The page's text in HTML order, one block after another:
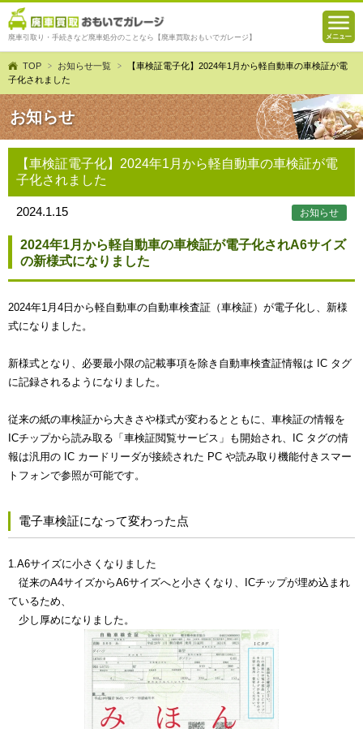
廃車引取り・手続きなど廃車処分のことなら【廃車買取おもいでガレージ】
TOP お知らせ一覧
【車検証電子化】2024年1月から軽自動車の車検証が電
子化されました
お知らせ
【車検証電子化】2024年1月から軽自動車の車検証が電
子化されました
お知らせ
2024.1.15
2024年1月から軽自動車の車検証が電子化されA6サイズ
の新様式になりました
2024年1月4日から軽自動車の自動車検査証（車検証）が電子化し、新様
式になりました。
新様式となり、必要最小限の記載事項を除き自動車検査証情報は IC タグ
に記録されるようになりました。
従来の紙の車検証から大きさや様式が変わるとともに、車検証の情報を
ICチップから読み取る「車検証閲覧サービス」も開始され、IC タグの情
報は汎用の IC カードリーダが接続された PC や読み取り機能付きスマー
トフォンで参照が可能です。
電子車検証になって変わった点
1.A6サイズに小さくなりました
従来のA4サイズからA6サイズへと小さくなり、ICチップが埋め込まれ
ているため、
少し厚めになりました。